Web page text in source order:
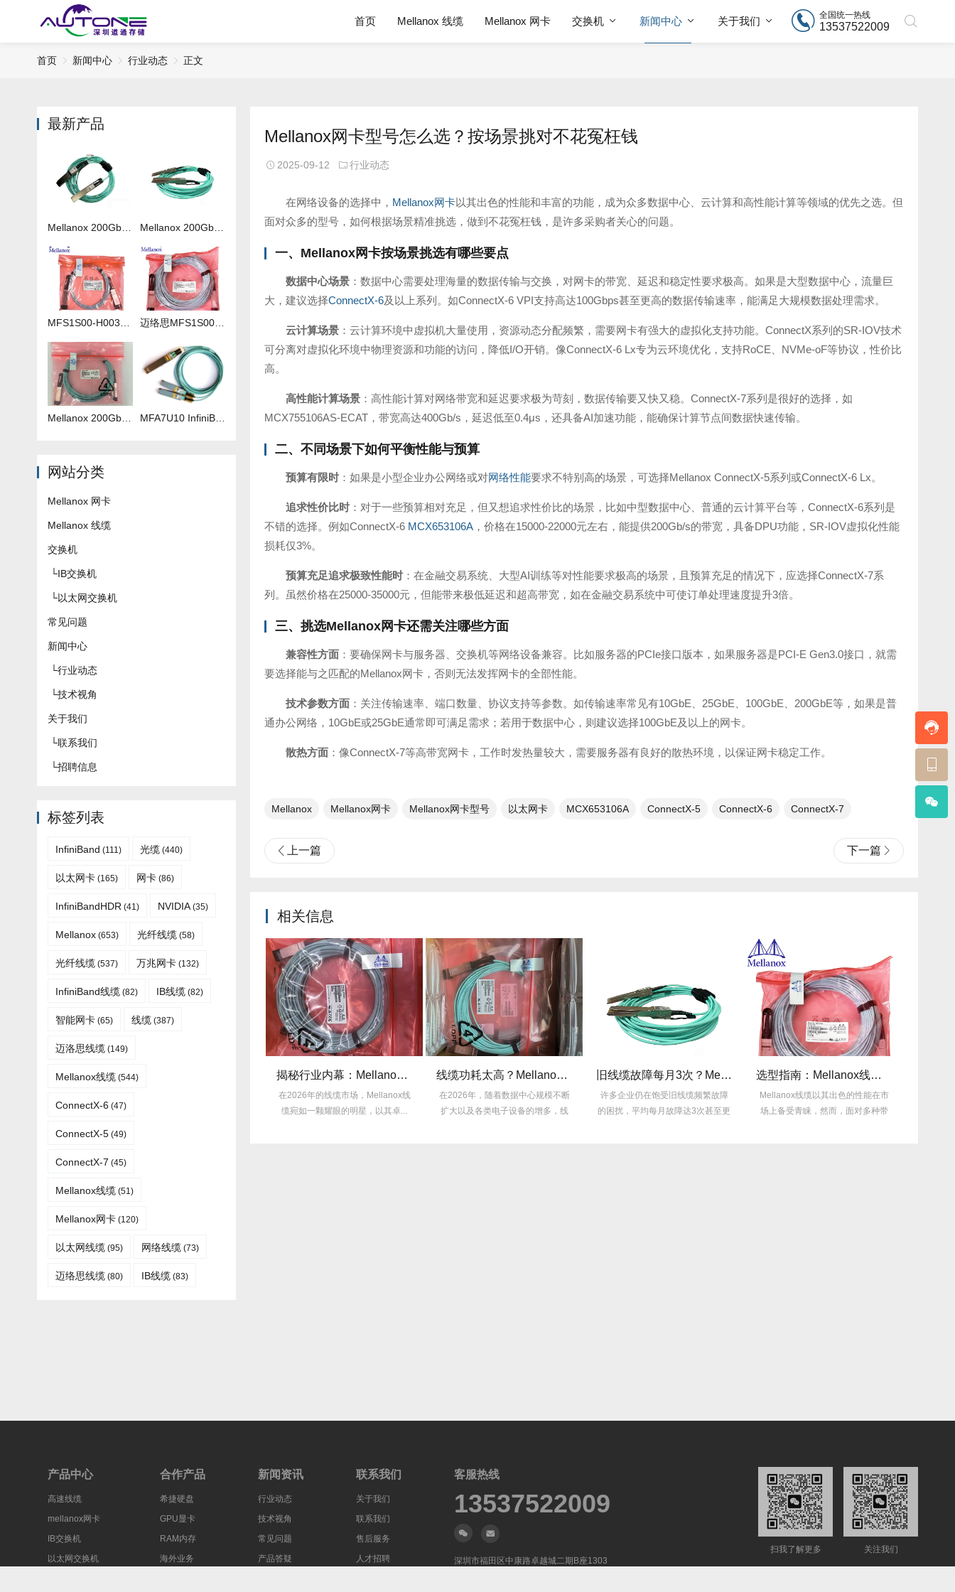
首页 Mellanox 线缆 Mellanox 网卡 交换机 新闻中心 关于我们
全国统一热线
13537522009
首页 新闻中心 行业动态 正文
Mellanox网卡型号怎么选？按场景挑对不花冤枉钱
2025-09-12 行业动态
在网络设备的选择中， Mellanox网卡以其出色的性能和丰富的功能，成为众多数据中心、云计算和高性能计算等领域的优先之选。但
面对众多的型号，如何根据场景精准挑选，做到不花冤枉钱，是许多采购者关心的问题。
一、 Mellanox网卡按场景挑选有哪些要点
数据中心场景 ：数据中心需要处理海量的数据传输与交换，对网卡的带宽、延迟和稳定性要求极高。如果是大型数据中心，流量巨
大，建议选择ConnectX-6及以上系列。如ConnectX-6 VPI支持高达100Gbps甚至更高的数据传输速率，能满足大规模数据处理需求。
云计算场景 ：云计算环境中虚拟机大量使用，资源动态分配频繁，需要网卡有强大的虚拟化支持功能。ConnectX系列的SR-IOV技术
可分离对虚拟化环境中物理资源和功能的访问，降低I/O开销。像ConnectX-6 Lx专为云环境优化，支持RoCE、NVMe-oF等协议，性价比
高。
高性能计算场景 ：高性能计算对网络带宽和延迟要求极为苛刻，数据传输要又快又稳。ConnectX-7系列是很好的选择，如
MCX755106AS-ECAT，带宽高达400Gb/s，延迟低至0.4μs，还具备AI加速功能，能确保计算节点间数据快速传输。
二、不同场景下如何平衡性能与预算
预算有限时：如果是小型企业办公网络或对网络性能要求不特别高的场景，可选择Mellanox ConnectX-5系列或ConnectX-6 Lx。
追求性价比时：对于一些预算相对充足，但又想追求性价比的场景，比如中型数据中心、普通的云计算平台等，ConnectX-6系列是
不错的选择。例如ConnectX-6 MCX653106A ，价格在15000-22000元左右，能提供200Gb/s的带宽，具备DPU功能，SR-IOV虚拟化性能
损耗仅3%。
预算充足追求极致性能时：在金融交易系统、大型AI训练等对性能要求极高的场景，且预算充足的情况下，应选择ConnectX-7系
列。虽然价格在25000-35000元，但能带来极低延迟和超高带宽，如在金融交易系统中可使订单处理速度提升3倍。
三、挑选Mellanox网卡还需关注哪些方面
兼容性方面 ：要确保网卡与服务器、交换机等网络设备兼容。比如服务器的PCIe接口版本，如果服务器是PCI-E Gen3.0接口，就需
要选择能与之匹配的Mellanox网卡，否则无法发挥网卡的全部性能。
技术参数方面 ：关注传输速率、端口数量、协议支持等参数。如传输速率常见有10GbE、25GbE、100GbE、200GbE等，如果是普
通办公网络，10GbE或25GbE通常即可满足需求；若用于数据中心，则建议选择100GbE及以上的网卡。
散热方面 ：像ConnectX-7等高带宽网卡，工作时发热量较大，需要服务器有良好的散热环境，以保证网卡稳定工作。
Mellanox Mellanox网卡 Mellanox网卡型号 以太网卡 MCX653106A ConnectX-5 ConnectX-6 ConnectX-7
上一篇 下一篇
相关信息
技术揭秘：Mellanox线缆低延迟背后的“信号优化”黑科技！
多线缆产品中脱颖而
借其卓越的性能和稳定性，成为了
揭秘行业内幕：Mellanox线缆为何比同类产品耐用3倍？
在2026年的线缆市场，Mellanox线
缆宛如一颗耀眼的明星，以其卓...
线缆功耗太高？Mellanox线缆低功耗方案能省多少电费？
在2026年，随着数据中心规模不断
扩大以及各类电子设备的增多，线
旧线缆故障每月3次？Mellanox线缆全年零故障，太省心！
许多企业仍在饱受旧线缆频繁故障
的困扰，平均每月故障达3次甚至更
选型指南：Mellanox线缆带宽怎么选？看完这篇不纠结！
Mellanox线缆以其出色的性能在市
场上备受青睐，然而，面对多种带
最新产品
网站分类
Mellanox 网卡
Mellanox 线缆
交换机
└IB交换机
└以太网交换机
常见问题
新闻中心
└行业动态
└技术视角
关于我们
└联系我们
└招聘信息
标签列表
InfiniBand (111) 光缆 (440)
以太网卡 (165) 网卡 (86)
InfiniBandHDR (41) NVIDIA(35)
Mellanox (653) 光纤线缆 (58)
光纤线缆​ (537) 万兆网卡 (132)
InfiniBand线缆 (82) IB线缆 (82)
智能网卡 (65) 线缆 (387)
迈洛思线缆 (149)
Mellanox线缆 (544)
ConnectX-6 (47)
ConnectX-5 (49)
ConnectX-7 (45)
Mellanox线缆​ (51)
Mellanox网卡 (120)
以太网线缆 (95) 网络线缆 (73)
迈络思线缆 (80) IB线缆​ (83)
产品中心
高速线缆
mellanox网卡
IB交换机
以太网交换机
合作产品
希捷硬盘
GPU显卡
RAM内存
海外业务
新闻资讯
行业动态
技术视角
常见问题
产品答疑
联系我们
关于我们
联系我们
售后服务
人才招聘
客服热线
13537522009
深圳市福田区中康路卓越城二期B座1303
扫我了解更多 关注我们